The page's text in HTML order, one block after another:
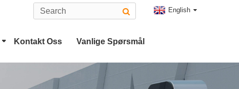
English
Kontakt Oss Vanlige Spørsmål